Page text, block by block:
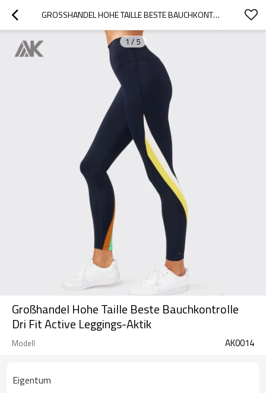
GROSSHANDEL HOHE TAILLE BESTE BAUCHKONTROLLE DRI FIT ACTIVE LEGGINGS-AKTIK
1 / 5
Großhandel Hohe Taille Beste Bauchkontrolle
Dri Fit Active Leggings-Aktik
Modell AK0014
Eigentum